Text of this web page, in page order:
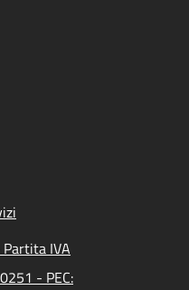
IVA
- PEC: